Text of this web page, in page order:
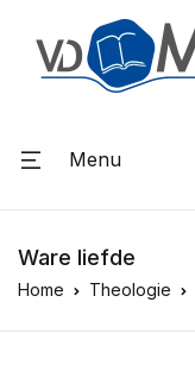
Menu
Ware liefde
Home Theologie